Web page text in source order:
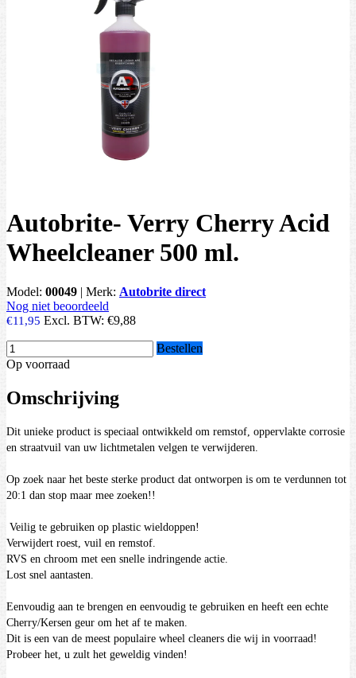
Autobrite- Verry Cherry Acid
Wheelcleaner 500 ml.
Model: 00049 | Merk: Autobrite direct
Nog niet beoordeeld
€11,95 Excl. BTW: €9,88
Bestellen
Op voorraad
Omschrijving
Dit unieke product is speciaal ontwikkeld om remstof, oppervlakte corrosie
en straatvuil van uw lichtmetalen velgen te verwijderen.
Op zoek naar het beste sterke product dat ontworpen is om te verdunnen tot
20:1 dan stop maar mee zoeken!!
Veilig te gebruiken op plastic wieldoppen!
Verwijdert roest, vuil en remstof.
RVS en chroom met een snelle indringende actie.
Lost snel aantasten.
Eenvoudig aan te brengen en eenvoudig te gebruiken en heeft een echte
Cherry/Kersen geur om het af te maken.
Dit is een van de meest populaire wheel cleaners die wij in voorraad!
Probeer het, u zult het geweldig vinden!